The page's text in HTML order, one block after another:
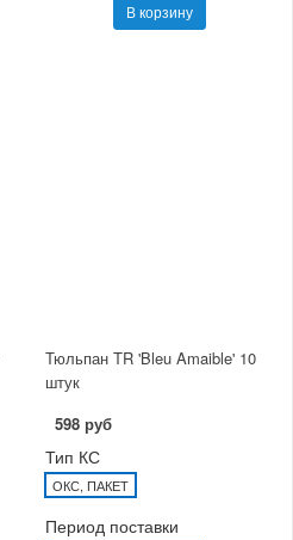
В корзину
Тюльпан TR 'Bleu Amaible' 10
штук
598 руб
Тип КС
ОКС, ПАКЕТ
Период поставки